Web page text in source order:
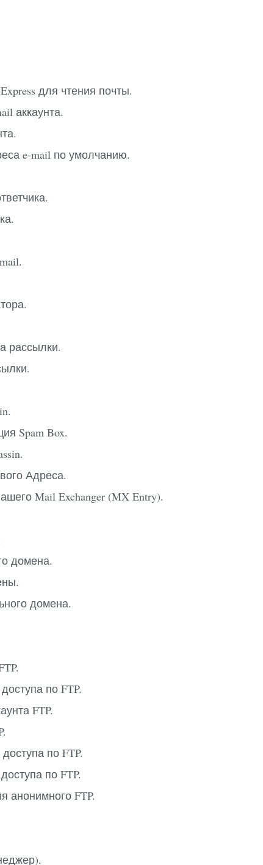
для чтения почты.
аккаунта.
e-mail по умолчанию.
рассылки.
Spam Box.
Адреса.
Mail Exchanger (MX Entry).
домена.
домена.
по FTP.
FTP.
по FTP.
по FTP.
анонимного FTP.